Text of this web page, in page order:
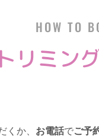
HOW TO
トリミン
くか、 お電話でご予